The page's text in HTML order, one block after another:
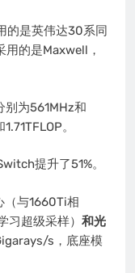
的是英伟达30系同
用的是Maxwell，
别为561MHz和
。
提升了51%。
（与1660Ti相
习超级采样） 和光
s，底座模